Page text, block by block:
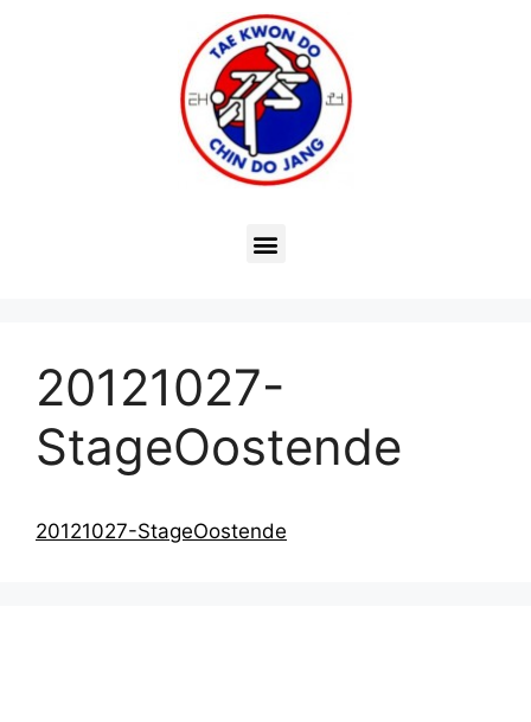
20121027-
StageOostende
20121027-StageOostende